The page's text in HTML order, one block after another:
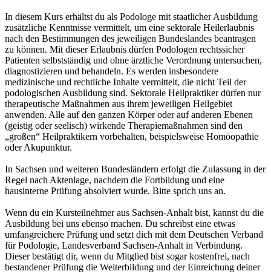
In diesem Kurs erhältst du als Podologe mit staatlicher Ausbildung
zusätzliche Kenntnisse vermittelt, um eine sektorale Heilerlaubnis
nach den Bestimmungen des jeweiligen Bundeslandes beantragen
zu können. Mit dieser Erlaubnis dürfen Podologen rechtssicher
Patienten selbstständig und ohne ärztliche Verordnung untersuchen,
diagnostizieren und behandeln. Es werden insbesondere
medizinische und rechtliche Inhalte vermittelt, die nicht Teil der
podologischen Ausbildung sind. Sektorale Heilpraktiker dürfen nur
therapeutische Maßnahmen aus ihrem jeweiligen Heilgebiet
anwenden. Alle auf den ganzen Körper oder auf anderen Ebenen
(geistig oder seelisch) wirkende Therapiemaßnahmen sind den
„großen“ Heilpraktikern vorbehalten, beispielsweise Homöopathie
oder Akupunktur.
In Sachsen und weiteren Bundesländern erfolgt die Zulassung in der
Regel nach Aktenlage, nachdem die Fortbildung und eine
hausinterne Prüfung absolviert wurde. Bitte sprich uns an.
Wenn du ein Kursteilnehmer aus Sachsen-Anhalt bist, kannst du die
Ausbildung bei uns ebenso machen. Du schreibst eine etwas
umfangreichere Prüfung und setzt dich mit dem Deutschen Verband
für Podologie, Landesverband Sachsen-Anhalt in Verbindung.
Dieser bestätigt dir, wenn du Mitglied bist sogar kostenfrei, nach
bestandener Prüfung die Weiterbildung und der Einreichung deiner